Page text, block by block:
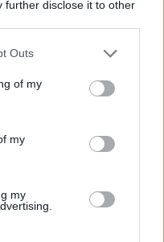
further disclose it to other
Outs
of my
my
my
napon belüli